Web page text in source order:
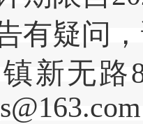
有疑问
新无路